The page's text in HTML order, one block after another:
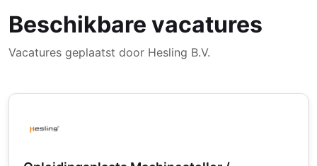
Beschikbare vacatures
Vacatures geplaatst door Hesling B.V.